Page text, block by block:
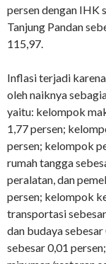
persen dengan IHK
Tanjung Pandan
115,97.
Inflasi terjadi
oleh naiknya
yaitu: kelompok
1,77 persen;
persen; kelompok
rumah tangga
peralatan, dan
persen; kelompok
transportasi
dan budaya
sebesar 0,01